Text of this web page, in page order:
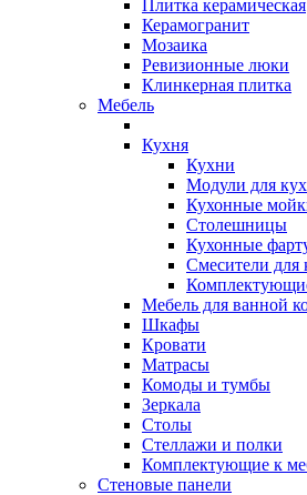
Плитка керамическая
Керамогранит
Мозаика
Ревизионные люки
Клинкерная плитка
Мебель
Кухня
Кухни
Модули для
Кухонные
Столешницы
Кухонные
Смесители для
Мебель для ванной
Шкафы
Кровати
Матрасы
Комоды и тумбы
Зеркала
Столы
Стеллажи и полки
Комплектующие к
Стеновые панели